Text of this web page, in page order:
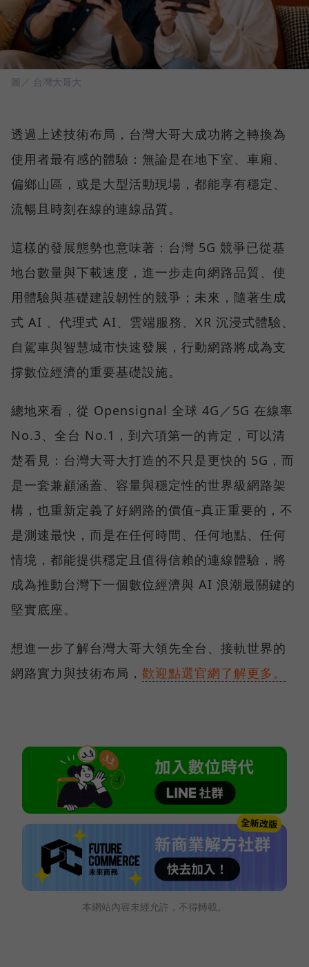
圖／ 台灣大哥大
透過上述技術布局，台灣大哥大成功將之轉換為
使用者最有感的體驗：無論是在地下室、車廂、
偏鄉山區，或是大型活動現場，都能享有穩定、
流暢且時刻在線的連線品質。
這樣的發展態勢也意味著：台灣 5G 競爭已從基
地台數量與下載速度，進一步走向網路品質、使
用體驗與基礎建設韌性的競爭；未來，隨著生成
式 AI 、代理式 AI、雲端服務、XR 沉浸式體驗、
自駕車與智慧城市快速發展，行動網路將成為支
撐數位經濟的重要基礎設施。
總地來看，從 Opensignal 全球 4G／5G 在線率
No.3、全台 No.1，到六項第一的肯定，可以清
楚看見：台灣大哥大打造的不只是更快的 5G，而
是一套兼顧涵蓋、容量與穩定性的世界級網路架
構，也重新定義了好網路的價值–真正重要的，不
是測速最快，而是在任何時間、任何地點、任何
情境，都能提供穩定且值得信賴的連線體驗，將
成為推動台灣下一個數位經濟與 AI 浪潮最關鍵的
堅實底座。
想進一步了解台灣大哥大領先全台、接軌世界的
網路實力與技術布局， 歡迎點選官網了解更多。
本網站內容未經允許，不得轉載。